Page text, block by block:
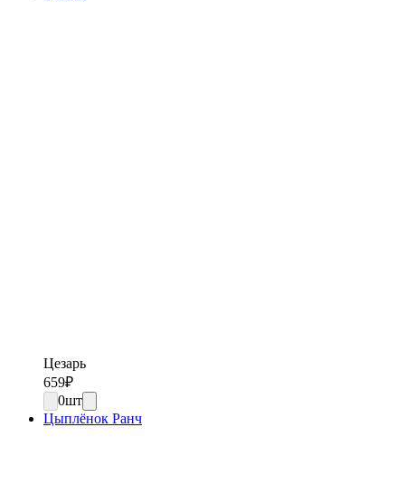
Цезарь
659₽
0шт
Цыплёнок Ранч